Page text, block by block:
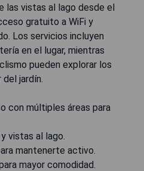
las vistas al lago desde el
gratuito a WiFi y
Los servicios incluyen
en el lugar, mientras
pueden explorar los
jardín.
con múltiples áreas para
vistas al lago.
mantenerte activo.
mayor comodidad.